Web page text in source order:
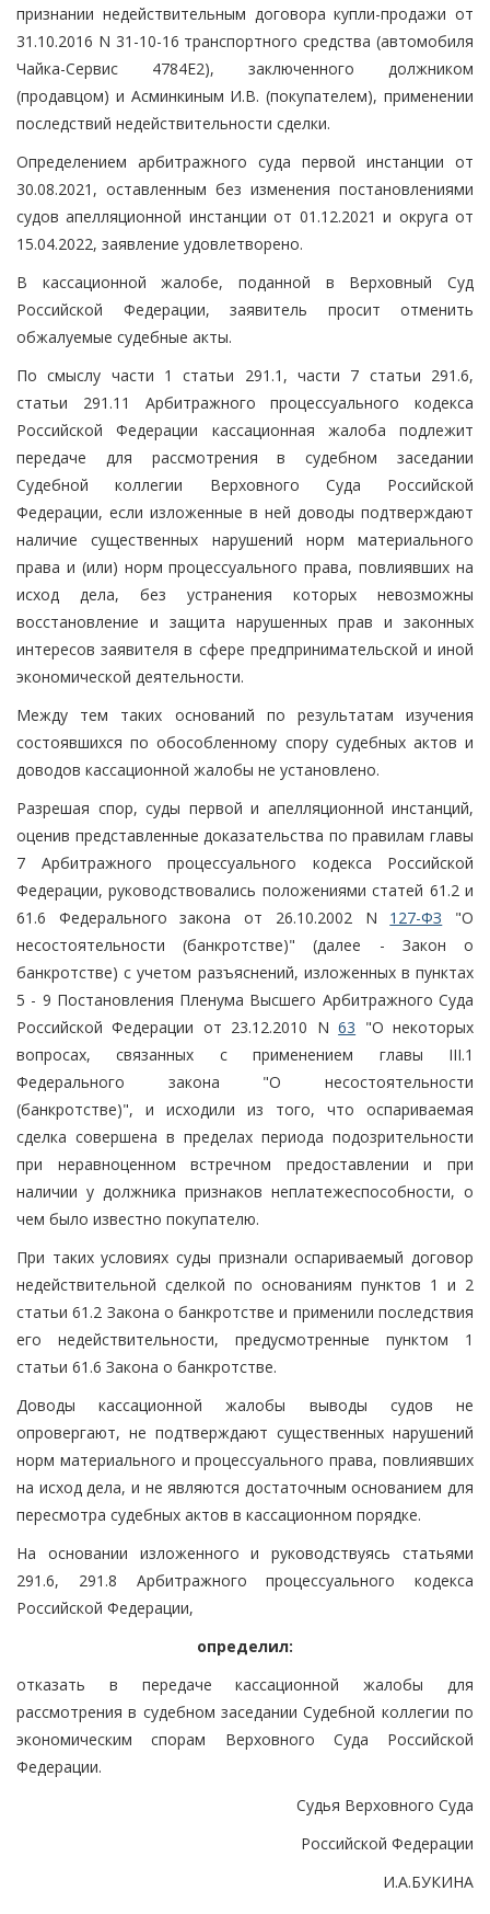
признании недействительным договора купли-продажи от
31.10.2016 N 31-10-16 транспортного средства (автомобиля
Чайка-Сервис 4784Е2), заключенного должником
(продавцом) и Асминкиным И.В. (покупателем), применении
последствий недействительности сделки.
Определением арбитражного суда первой инстанции от
30.08.2021, оставленным без изменения постановлениями
судов апелляционной инстанции от 01.12.2021 и округа от
15.04.2022, заявление удовлетворено.
В кассационной жалобе, поданной в Верховный Суд
Российской Федерации, заявитель просит отменить
обжалуемые судебные акты.
По смыслу части 1 статьи 291.1, части 7 статьи 291.6,
статьи 291.11 Арбитражного процессуального кодекса
Российской Федерации кассационная жалоба подлежит
передаче для рассмотрения в судебном заседании
Судебной коллегии Верховного Суда Российской
Федерации, если изложенные в ней доводы подтверждают
наличие существенных нарушений норм материального
права и (или) норм процессуального права, повлиявших на
исход дела, без устранения которых невозможны
восстановление и защита нарушенных прав и законных
интересов заявителя в сфере предпринимательской и иной
экономической деятельности.
Между тем таких оснований по результатам изучения
состоявшихся по обособленному спору судебных актов и
доводов кассационной жалобы не установлено.
Разрешая спор, суды первой и апелляционной инстанций,
оценив представленные доказательства по правилам главы
7 Арбитражного процессуального кодекса Российской
Федерации, руководствовались положениями статей 61.2 и
61.6 Федерального закона от 26.10.2002 N 127-ФЗ "О
несостоятельности (банкротстве)" (далее - Закон о
банкротстве) с учетом разъяснений, изложенных в пунктах
5 - 9 Постановления Пленума Высшего Арбитражного Суда
Российской Федерации от 23.12.2010 N63 "О некоторых
вопросах, связанных с применением главы III.1
Федерального закона "О несостоятельности
(банкротстве)", и исходили из того, что оспариваемая
сделка совершена в пределах периода подозрительности
при неравноценном встречном предоставлении и при
наличии у должника признаков неплатежеспособности, о
чем было известно покупателю.
При таких условиях суды признали оспариваемый договор
недействительной сделкой по основаниям пунктов 1 и 2
статьи 61.2 Закона о банкротстве и применили последствия
его недействительности, предусмотренные пунктом 1
статьи 61.6 Закона о банкротстве.
Доводы кассационной жалобы выводы судов не
опровергают, не подтверждают существенных нарушений
норм материального и процессуального права, повлиявших
на исход дела, и не являются достаточным основанием для
пересмотра судебных актов в кассационном порядке.
На основании изложенного и руководствуясь статьями
291.6, 291.8 Арбитражного процессуального кодекса
Российской Федерации,
определил:
отказать в передаче кассационной жалобы для
рассмотрения в судебном заседании Судебной коллегии по
экономическим спорам Верховного Суда Российской
Федерации.
Судья Верховного Суда
Российской Федерации
И.А.БУКИНА